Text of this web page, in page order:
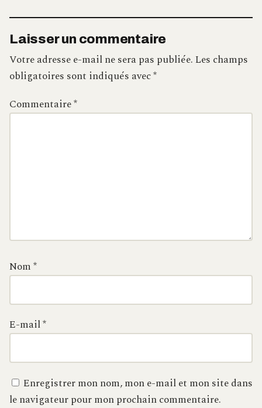
Laisser un commentaire
Votre adresse e-mail ne sera pas publiée.Les champs
obligatoires sont indiqués avec*
Commentaire*
Nom*
E-mail*
Enregistrer mon nom, mon e-mail et mon site dans
le navigateur pour mon prochain commentaire.